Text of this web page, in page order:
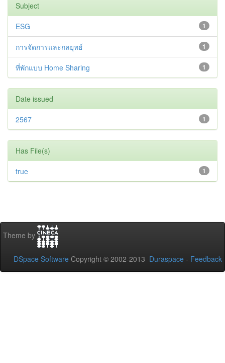
Subject
1
ESG
1
การจัดการและกลยุทธ์
1
ที่พักแบบ Home Sharing
Date issued
1
2567
Has File(s)
1
true
Theme by
DSpace Software Copyright © 2002-2013 Duraspace - Feedback